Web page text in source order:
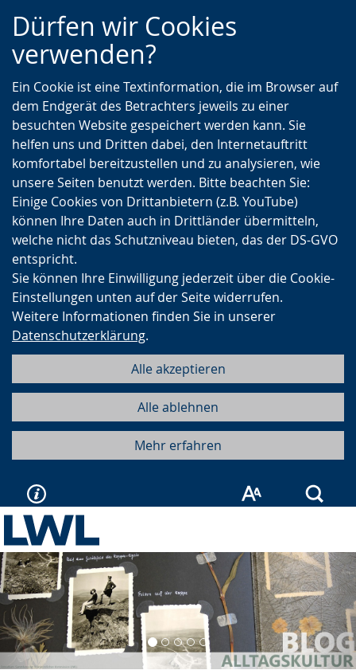
Zur
Hauptnavigation
Zur
Seitennavigation
Zum
Inhalt
Dürfen wir Cookies
verwenden?
Ein Cookie ist eine Textinformation, die im Browser auf
dem Endgerät des Betrachters jeweils zu einer
besuchten Website gespeichert werden kann. Sie
helfen uns und Dritten dabei, den Internetauftritt
komfortabel bereitzustellen und zu analysieren, wie
unsere Seiten benutzt werden. Bitte beachten Sie:
Einige Cookies von Drittanbietern (z.B. YouTube)
können Ihre Daten auch in Drittländer übermitteln,
welche nicht das Schutzniveau bieten, das der DS-GVO
entspricht.
Sie können Ihre Einwilligung jederzeit über die Cookie-
Einstellungen unten auf der Seite widerrufen.
Weitere Informationen finden Sie in unserer
Datenschutzerklärung.
Alle akzeptieren
Alle ablehnen
Mehr erfahren
Vorherige